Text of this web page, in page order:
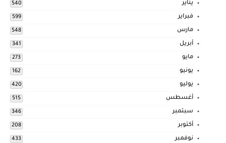
يناير 540
فبراير 599
مارس 548
أبريل 341
مايو 273
يونيو 162
يوليو 420
أغسطس 515
سبتمبر 346
أكتوبر 208
نوفمبر 433